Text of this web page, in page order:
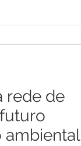
rede de
ambiental